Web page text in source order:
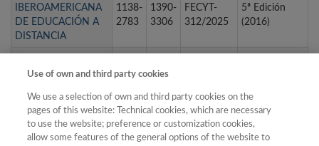
IBEROAMERICANA
DE EDUCACIÓN A
DISTANCIA
1138-
2783
1390-
3306
FECYT-
312/2025
5ª Edición
(2016)
Internacional de
1970
Revista Vasca de
Administración
Pública
2695-
FECYT-
7ª Edición
(2021)
Use of own and third party cookies
We use a selection of own and third party cookies on the
pages of this website: Technical cookies, which are necessary
to use the website; preference or customization cookies,
allow some features of the general options of the website to